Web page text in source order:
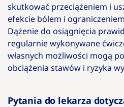
skutkować przeciążeniem i
efekcie bólem i
Dążenie do osiągnięcia
regularnie wykonywane
własnych możliwości mogą
obciążenia stawów i ryzyka
Pytania do lekarza